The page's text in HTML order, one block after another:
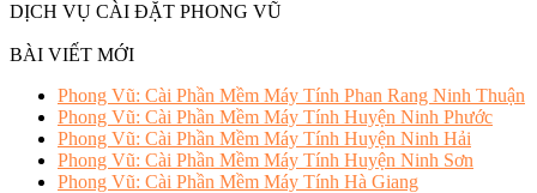
DỊCH VỤ CÀI ĐẶT PHONG VŨ
BÀI VIẾT MỚI
Phong Vũ: Cài Phần Mềm Máy Tính Phan Rang Ninh Thuận
Phong Vũ: Cài Phần Mềm Máy Tính Huyện Ninh Phước
Phong Vũ: Cài Phần Mềm Máy Tính Huyện Ninh Hải
Phong Vũ: Cài Phần Mềm Máy Tính Huyện Ninh Sơn
Phong Vũ: Cài Phần Mềm Máy Tính Hà Giang